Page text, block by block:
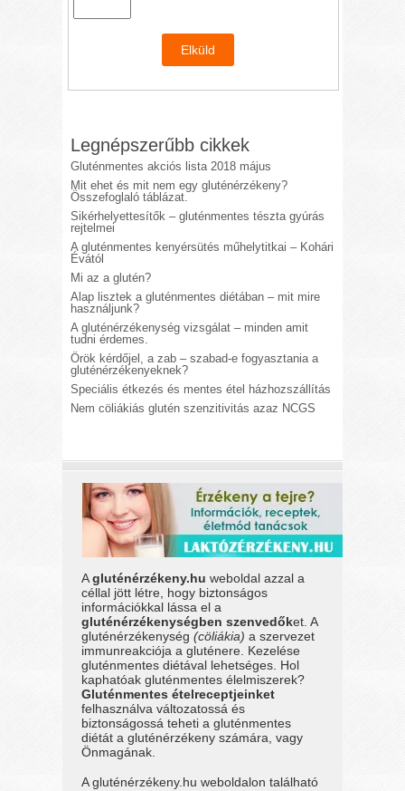
Legnépszerűbb cikkek
Gluténmentes akciós lista 2018 május
Mit ehet és mit nem egy gluténérzékeny?
Összefoglaló táblázat.
Sikérhelyettesítők – gluténmentes tészta gyúrás
rejtelmei
A gluténmentes kenyérsütés műhelytitkai – Kohári
Évától
Mi az a glutén?
Alap lisztek a gluténmentes diétában – mit mire
használjunk?
A gluténérzékenység vizsgálat – minden amit
tudni érdemes.
Örök kérdőjel, a zab – szabad-e fogyasztania a
gluténérzékenyeknek?
Speciális étkezés és mentes étel házhozszállítás
Nem cöliákiás glutén szenzitivitás azaz NCGS
Agluténérzékeny.hu weboldal azzal a
céllal jött létre, hogy biztonságos
információkkal lássa el a
gluténérzékenységben szenvedőket. A
gluténérzékenység(cöliákia) a szervezet
immunreakciója a gluténere. Kezelése
gluténmentes diétával lehetséges. Hol
kaphatóak gluténmentes élelmiszerek?
Gluténmentes ételreceptjeinket
felhasználva változatossá és
biztonságossá teheti a gluténmentes
diétát a gluténérzékeny számára, vagy
Önmagának.
A gluténérzékeny.hu weboldalon található